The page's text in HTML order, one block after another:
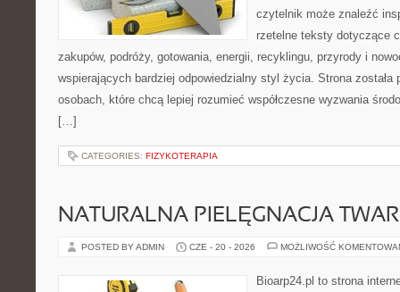
czytelnik może znaleźć
rzetelne teksty dotyczące
zakupów, podróży, gotowania, energii, recyklingu, przyrody i
wspierających bardziej odpowiedzialny styl życia. Strona została
osobach, które chcą lepiej rozumieć współczesne wyzwania
[…]
CATEGORIES: FIZYKOTERAPIA
NATURALNA PIELĘGNACJA
POSTED BY ADMIN CZE - 20 - 2026 MOŻLIWOŚĆ
Bioarp24.pl to strona